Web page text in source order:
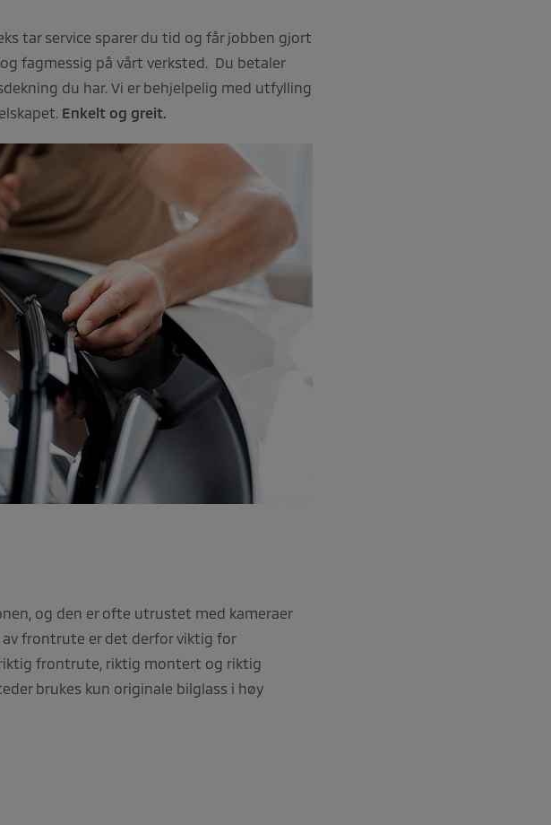
tar service sparer du tid og får jobben gjort
fagmessig på vårt verksted. Du betaler
du har. Vi er behjelpelig med utfylling
Enkelt og greit.
og den er ofte utrustet med kameraer
av frontrute er det derfor viktig for
frontrute, riktig montert og riktig
brukes kun originale bilglass i høy